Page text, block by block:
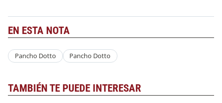
EN ESTA NOTA
Pancho Dotto Pancho Dotto
TAMBIÉN TE PUEDE INTERESAR